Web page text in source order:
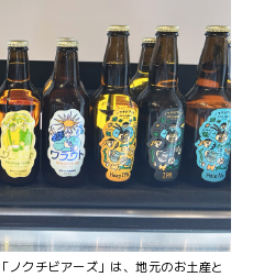
ノクチビアーズ」は、地元のお土産と